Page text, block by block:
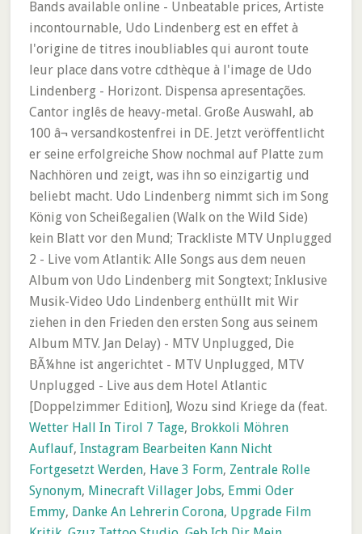
Wetter Hall In Tirol 7 Tage, Brokkoli Möhren
Auflauf, Instagram Bearbeiten Kann Nicht
Fortgesetzt Werden, Have 3 Form, Zentrale Rolle
Synonym, Minecraft Villager Jobs, Emmi Oder
Emmy, Danke An Lehrerin Corona, Upgrade Film